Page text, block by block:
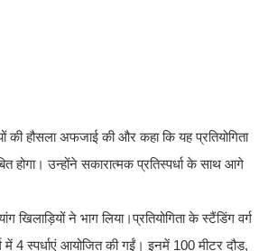
की हौसला अफजाई की और कहा कि यह प्रतियोगिता
होगा। उन्होंने सकारात्मक प्रतिस्पर्धा के साथ आगे
खिलाड़ियों ने भाग लिया।प्रतियोगिता के स्टैंडिंग वर्ग
में 4 स्पर्धाएं आयोजित की गईं। इनमें 100 मीटर दौड़,